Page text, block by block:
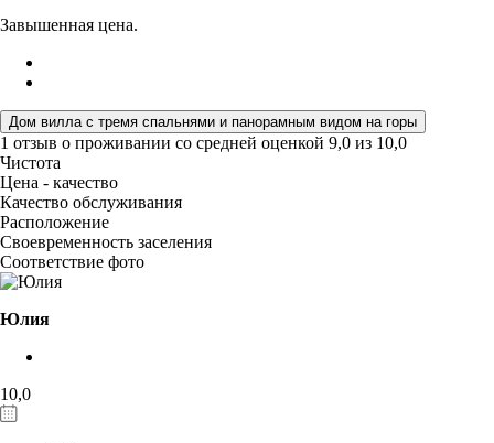
Завышенная цена.
Дом вилла с тремя спальнями и панорамным видом на горы
1 отзыв о проживании со средней оценкой 9,0 из 10,0
Чистота
Цена - качество
Качество обслуживания
Расположение
Своевременность заселения
Соответствие фото
Юлия
10,0